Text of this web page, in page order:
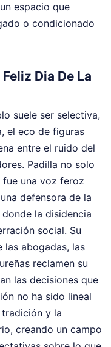
espacio que
o condicionado
Dia De La
suele ser selectiva,
el eco de figuras
entre el ruido del
Padilla no solo
una voz feroz
defensora de la
la disidencia
social. Su
las abogadas, las
reclamen su
las decisiones que
no ha sido lineal
tradición y la
creando un campo